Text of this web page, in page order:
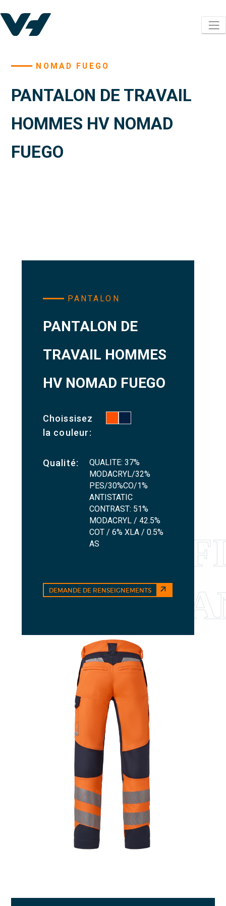
NOMAD FUEGO
PANTALON DE TRAVAIL
HOMMES HV NOMAD
FUEGO
PANTALON
PANTALON DE
TRAVAIL HOMMES
HV NOMAD FUEGO
Choissisez
la couleur:
Qualité:
QUALITE: 37%
MODACRYL/32%
PES/30%CO/1%
ANTISTATIC
CONTRAST: 51%
MODACRYL / 42.5%
COT / 6% XLA / 0.5%
AS
DEMANDE DE RENSEIGNEMENTS